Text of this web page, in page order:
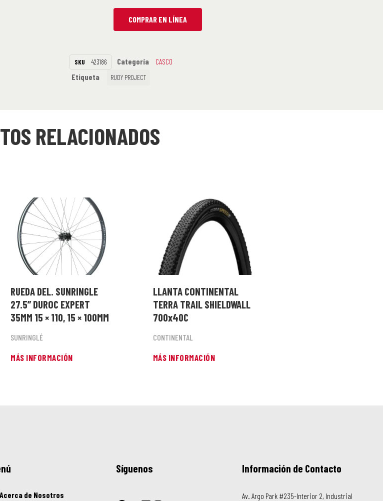
COMPRAR EN LÍNEA
SKU 423186 Categoría
CASCO
Etiqueta
RUDY PROJECT
RELACIONADOS
RUEDA DEL. SUNRINGLE
27.5” DUROC EXPERT
35MM 15 × 110, 15 × 100MM
SUNRINGLÉ
MÁS INFORMACIÓN
LLANTA CONTINENTAL
TERRA TRAIL SHIELDWALL
700x40C
CONTINENTAL
MÁS INFORMACIÓN
Acerca de Nosotros
Síguenos Información de Contacto
Av. Argo Park #235-Interior 2, Industrial